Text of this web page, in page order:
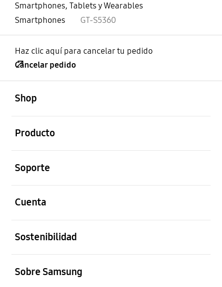
Smartphones, Tablets y Wearables
Smartphones
GT-S5360
Haz clic aquí para cancelar tu pedido
Cancelar pedido
Shop
Producto
Soporte
Cuenta
Sostenibilidad
Sobre Samsung